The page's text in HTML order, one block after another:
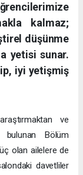
kalmaz;
düşünme
yetisi sunar.
iyi yetişmiş
ve
bulunan Bölüm
olan ailelere de
davetliler